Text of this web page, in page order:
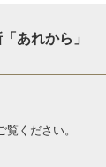
あれから」
ください。